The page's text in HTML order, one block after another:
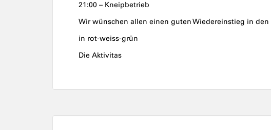
21:00 – Kneipbetrieb
Wir wünschen allen einen guten Wiedereinstieg in
in rot-weiss-grün
Die Aktivitas